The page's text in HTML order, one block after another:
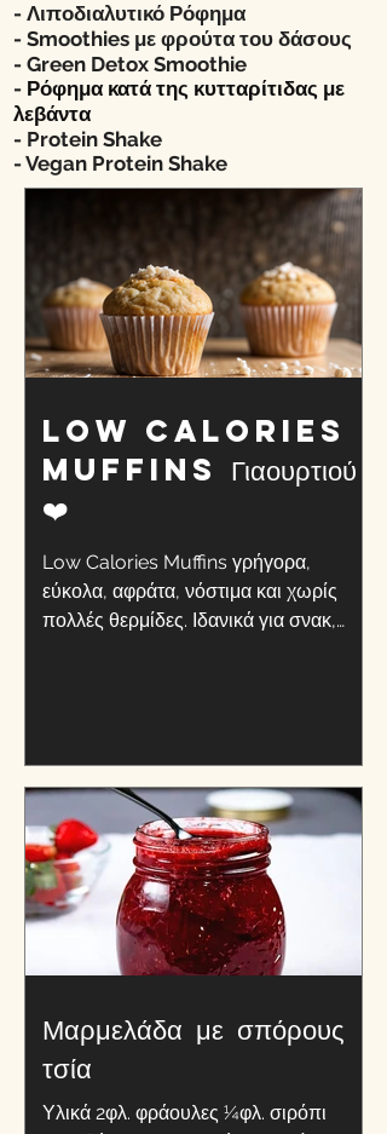
- Λιποδιαλυτικό Ρόφημα
- Smoothies με φρούτα του δάσους
- Green Detox Smoothie
- Ρόφημα κατά της κυτταρίτιδας με
λεβάντα
- Protein Shake
-Vegan Protein Shake
Low Calories
MuFFINs Γιαουρτιού
❤️
Low Calories Muffins γρήγορα,
εύκολα, αφράτα, νόστιμα και χωρίς
πολλές θερμίδες. Ιδανικά για σνακ,
Μαρμελάδα με σπόρους
τσία
Υλικά 2φλ. φράουλες ¼φλ. σιρόπι